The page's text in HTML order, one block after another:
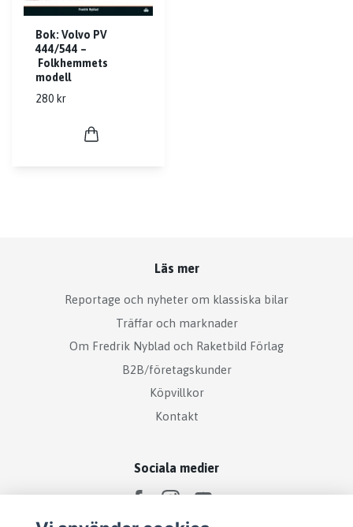
Bok: Volvo PV
444/544 –
Folkhemmets
modell
280 kr
Läs mer
Reportage och nyheter om klassiska bilar
Träffar och marknader
Om Fredrik Nyblad och Raketbild Förlag
B2B/företagskunder
Köpvillkor
Kontakt
Sociala medier